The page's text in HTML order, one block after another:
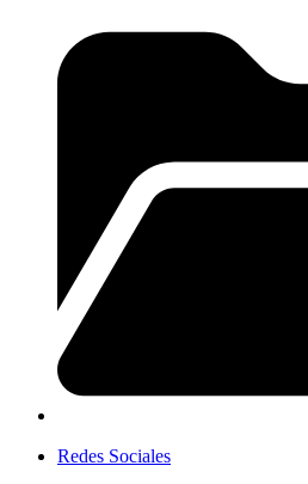
Redes Sociales